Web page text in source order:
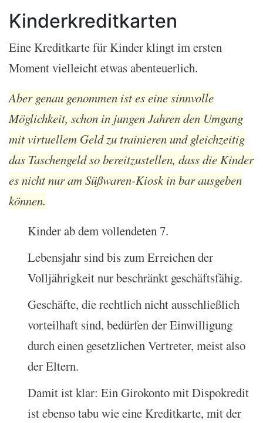
Kinderkreditkarten
Eine Kreditkarte für Kinder klingt im ersten
Moment vielleicht etwas abenteuerlich.
Aber genau genommen ist es eine sinnvolle
Möglichkeit, schon in jungen Jahren den Umgang
mit virtuellem Geld zu trainieren und gleichzeitig
das Taschengeld so bereitzustellen, dass die Kinder
es nicht nur am Süßwaren-Kiosk in bar ausgeben
können.
Kinder ab dem vollendeten 7.
Lebensjahr sind bis zum Erreichen der
Volljährigkeit nur beschränkt geschäftsfähig.
Geschäfte, die rechtlich nicht ausschließlich
vorteilhaft sind, bedürfen der Einwilligung
durch einen gesetzlichen Vertreter, meist also
der Eltern.
Damit ist klar: Ein Girokonto mit Dispokredit
ist ebenso tabu wie eine Kreditkarte, mit der